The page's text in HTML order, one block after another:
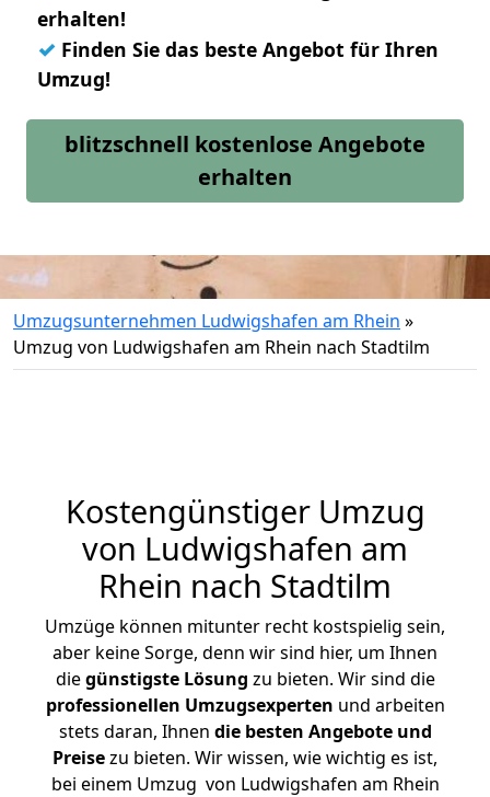
erhalten!
✓ Finden Sie das beste Angebot für Ihren
Umzug!
blitzschnell kostenlose Angebote
erhalten
Umzugsunternehmen Ludwigshafen am Rhein »
Umzug von Ludwigshafen am Rhein nach Stadtilm
Kostengünstiger Umzug
von Ludwigshafen am
Rhein nach Stadtilm
Umzüge können mitunter recht kostspielig sein,
aber keine Sorge, denn wir sind hier, um Ihnen
diegünstigste Lösung zu bieten. Wir sind die
professionellen Umzugsexperten und arbeiten
stets daran, Ihnen die besten Angebote und
Preisezu bieten. Wir wissen, wie wichtig es ist,
bei einem Umzug von Ludwigshafen am Rhein